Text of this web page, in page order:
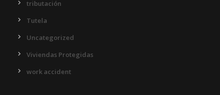
tributación
Tutela
Uncategorized
Viviendas Protegidas
work accident